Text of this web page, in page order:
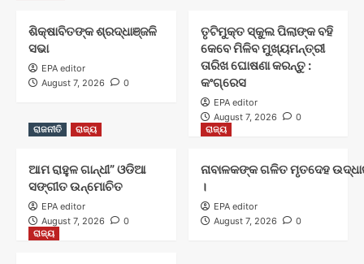
ଶିକ୍ଷାବିତଙ୍କ ଶ୍ରଦ୍ଧାଞ୍ଜଳି
ସଭା
EPA editor
August 7, 2026
0
ତୃଟିମୁକ୍ତ ସ୍କୁଲ ପିଲାଙ୍କ ବହି
କେବେ ମିଳିବ ମୁଖ୍ୟମନ୍ତ୍ରୀ
ତାରିଖ ଘୋଷଣା କରନ୍ତୁ :
କଂଗ୍ରେସ
EPA editor
August 7, 2026
0
ରାଜନୀତି
ରାଜ୍ୟ
ଆମ ରାହୁଳ ଗାନ୍ଧୀ” ଓଡିଆ
ସଙ୍ଗୀତ ଉନ୍ମୋଚିତ
EPA editor
August 7, 2026
0
ରାଜ୍ୟ
ନାବାଳକଙ୍କ ଗଳିତ ମୃତଦେହ
।
EPA editor
August 7, 2026
0
ରାଜ୍ୟ